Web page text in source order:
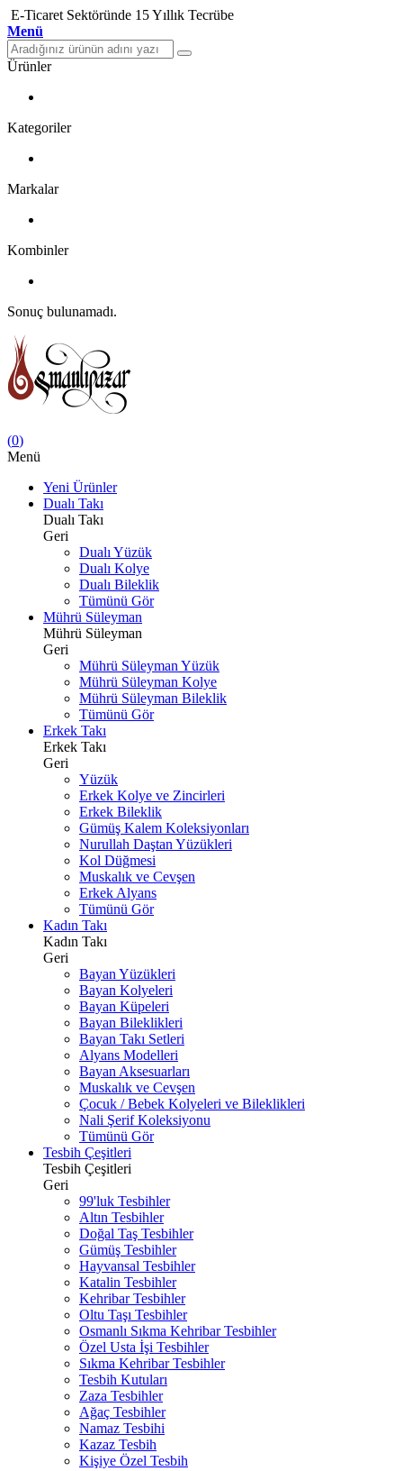
E-Ticaret Sektöründe 15 Yıllık Tecrübe
Menü
Ürünler
Kategoriler
Markalar
Kombinler
Sonuç bulunamadı.
(0)
Menü
Yeni Ürünler
Dualı Takı
Dualı Takı
Geri
Dualı Yüzük
Dualı Kolye
Dualı Bileklik
Tümünü Gör
Mührü Süleyman
Mührü Süleyman
Geri
Mührü Süleyman Yüzük
Mührü Süleyman Kolye
Mührü Süleyman Bileklik
Tümünü Gör
Erkek Takı
Erkek Takı
Geri
Yüzük
Erkek Kolye ve Zincirleri
Erkek Bileklik
Gümüş Kalem Koleksiyonları
Nurullah Daştan Yüzükleri
Kol Düğmesi
Muskalık ve Cevşen
Erkek Alyans
Tümünü Gör
Kadın Takı
Kadın Takı
Geri
Bayan Yüzükleri
Bayan Kolyeleri
Bayan Küpeleri
Bayan Bileklikleri
Bayan Takı Setleri
Alyans Modelleri
Bayan Aksesuarları
Muskalık ve Cevşen
Çocuk / Bebek Kolyeleri ve Bileklikleri
Nali Şerif Koleksiyonu
Tümünü Gör
Tesbih Çeşitleri
Tesbih Çeşitleri
Geri
99'luk Tesbihler
Altın Tesbihler
Doğal Taş Tesbihler
Gümüş Tesbihler
Hayvansal Tesbihler
Katalin Tesbihler
Kehribar Tesbihler
Oltu Taşı Tesbihler
Osmanlı Sıkma Kehribar Tesbihler
Özel Usta İşi Tesbihler
Sıkma Kehribar Tesbihler
Tesbih Kutuları
Zaza Tesbihler
Ağaç Tesbihler
Namaz Tesbihi
Kazaz Tesbih
Kişiye Özel Tesbih